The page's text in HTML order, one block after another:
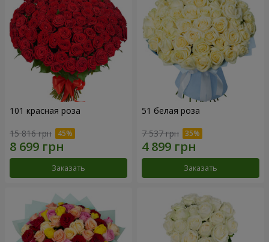
101 красная роза
15 816 грн
Заказать
51 белая роза
7 537 грн
Заказать